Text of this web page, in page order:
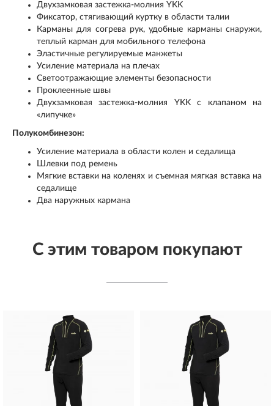
Двухзамковая застежка-молния YKK
Фиксатор, стягивающий куртку в области талии
Карманы для согрева рук, удобные карманы снаружи,
теплый карман для мобильного телефона
Эластичные регулируемые манжеты
Усиление материала на плечах
Светоотражающие элементы безопасности
Проклеенные швы
Двухзамковая застежка-молния YKK с клапаном на
«липучке»
Полукомбинезон:
Усиление материала в области колен и седалища
Шлевки под ремень
Мягкие вставки на коленях и съемная мягкая вставка на
седалище
Два наружных кармана
С этим товаром покупают